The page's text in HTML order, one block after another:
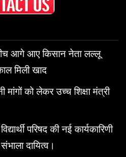
आगे आए किसान नेता लल्लू
मिली खाद
को लेकर उच्च शिक्षा मंत्री
परिषद की नई कार्यकारिणी
दायित्व।